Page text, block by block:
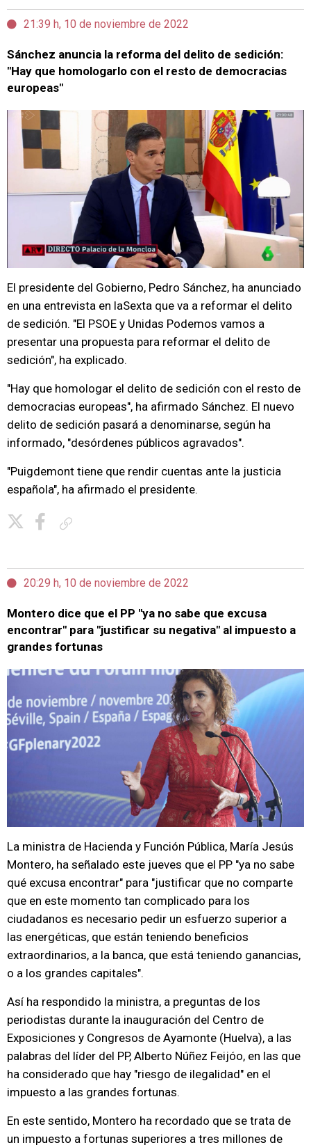
21:39 h, 10 de noviembre de 2022
Sánchez anuncia la reforma del delito de sedición:
"Hay que homologarlo con el resto de democracias
europeas"
El presidente del Gobierno, Pedro Sánchez, ha anunciado
en una entrevista en laSexta que va a reformar el delito
de sedición. "El PSOE y Unidas Podemos vamos a
presentar una propuesta para reformar el delito de
sedición", ha explicado.
"Hay que homologar el delito de sedición con el resto de
democracias europeas", ha afirmado Sánchez. El nuevo
delito de sedición pasará a denominarse, según ha
informado, "desórdenes públicos agravados".
"Puigdemont tiene que rendir cuentas ante la justicia
española", ha afirmado el presidente.
20:29 h, 10 de noviembre de 2022
Montero dice que el PP "ya no sabe que excusa
encontrar" para "justificar su negativa" al impuesto a
grandes fortunas
La ministra de Hacienda y Función Pública, María Jesús
Montero, ha señalado este jueves que el PP "ya no sabe
qué excusa encontrar" para "justificar que no comparte
que en este momento tan complicado para los
ciudadanos es necesario pedir un esfuerzo superior a
las energéticas, que están teniendo beneficios
extraordinarios, a la banca, que está teniendo ganancias,
o a los grandes capitales".
Así ha respondido la ministra, a preguntas de los
periodistas durante la inauguración del Centro de
Exposiciones y Congresos de Ayamonte (Huelva), a las
palabras del líder del PP, Alberto Núñez Feijóo, en las que
ha considerado que hay "riesgo de ilegalidad" en el
impuesto a las grandes fortunas.
En este sentido, Montero ha recordado que se trata de
un impuesto a fortunas superiores a tres millones de